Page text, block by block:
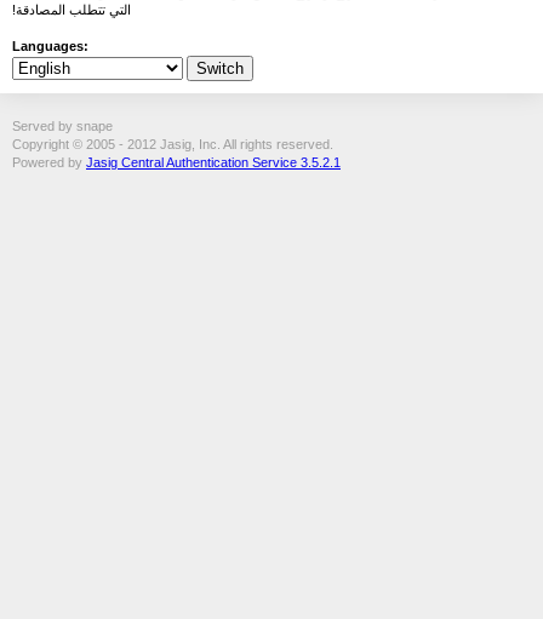
التي تتطلب المصادقة!
Languages:
Served by snape
Copyright © 2005 - 2012 Jasig, Inc. All rights reserved.
Powered by Jasig Central Authentication Service 3.5.2.1